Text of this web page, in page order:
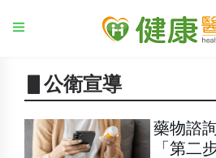
▋公衛宣導
藥物諮
「第二